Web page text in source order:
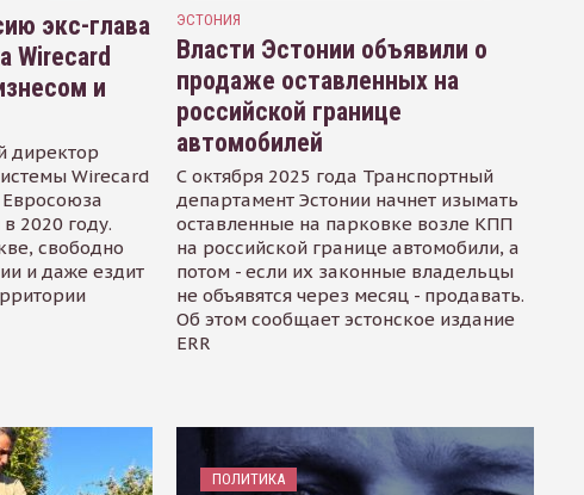
экс-глава
Wirecard
и
директор
Wirecard
2020 году.
свободно
и даже ездит
ЭСТОНИЯ
Власти Эстонии объявили о
продаже оставленных на
российской границе
автомобилей
С октября 2025 года Транспортный
департамент Эстонии начнет изымать
оставленные на парковке возле КПП
на российской границе автомобили, а
потом - если их законные владельцы
не объявятся через месяц - продавать.
Об этом сообщает эстонское издание
ERR
ПОЛИТИКА